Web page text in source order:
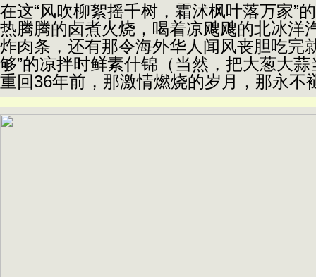
在这“风吹柳絮摇千树，霜沭枫叶落万家”
热腾腾的卤煮火烧，喝着凉飕飕的北冰洋
炸肉条，还有那令海外华人闻风丧胆吃完
够”的凉拌时鲜素什锦（当然，把大葱大
重回36年前，那激情燃烧的岁月，那永不